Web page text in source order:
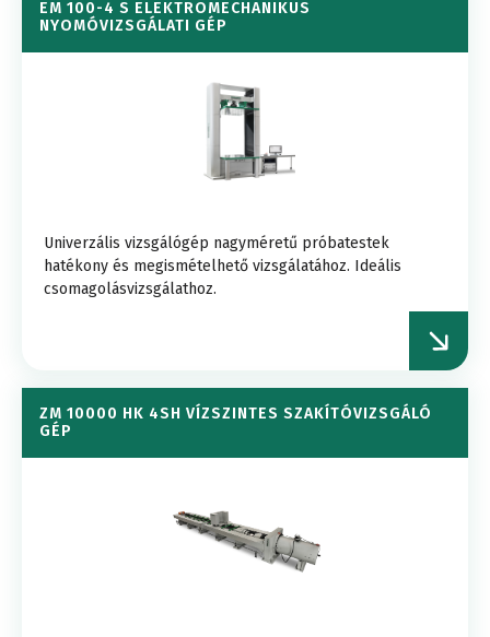
EM 100-4 S ELEKTROMECHANIKUS
NYOMÓVIZSGÁLATI GÉP
Univerzális vizsgálógép nagyméretű próbatestek
hatékony és megismételhető vizsgálatához. Ideális
csomagolásvizsgálathoz.
ZM 10000 HK 4SH VÍZSZINTES SZAKÍTÓVIZSGÁLÓ
GÉP